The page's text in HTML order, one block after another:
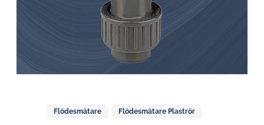
Flödesmätare Flödesmätare Plaströr